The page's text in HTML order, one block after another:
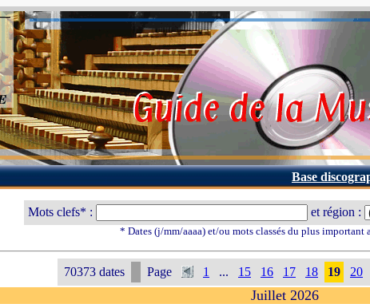
Base
Mots clefs* : et région :
* Dates (j/mm/aaaa) et/ou mots classés du plus important
70373 dates Page 1 ... 15 16 17 18 19 20
Juillet 2026